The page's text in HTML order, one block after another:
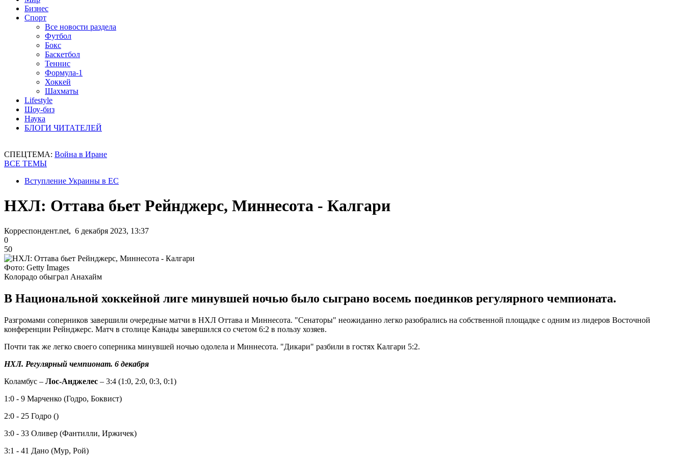
Бизнес
Спорт
Все новости раздела
Футбол
Бокс
Баскетбол
Теннис
Формула-1
Хоккей
Шахматы
Lifestyle
Шоу-биз
Наука
БЛОГИ ЧИТАТЕЛЕЙ
СПЕЦТЕМА: Война в Иране
ВСЕ ТЕМЫ
Вступление Украины в ЕС
НХЛ: Оттава бьет Рейнджерс, Миннесота - Калгари
Корреспондент.net, 6 декабря 2023, 13:37
0
50
Фото: Getty Images
Колорадо обыграл Анахайм
В Национальной хоккейной лиге минувшей ночью было сыграно восемь поединков регулярного чемпионата.
Разгромами соперников завершили очередные матчи в НХЛ Оттава и Миннесота. "Сенаторы" неожиданно легко разобрались на собственной площадке с одним из лидеров Восточной
конференции Рейнджерс. Матч в столице Канады завершился со счетом 6:2 в пользу хозяев.
Почти так же легко своего соперника минувшей ночью одолела и Миннесота. "Дикари" разбили в гостях Калгари 5:2.
НХЛ. Регулярный чемпионат. 6 декабря
Коламбус – Лос-Анджелес – 3:4 (1:0, 2:0, 0:3, 0:1)
1:0 - 9 Марченко (Годро, Боквист)
2:0 - 25 Годро ()
3:0 - 33 Оливер (Фантилли, Иржичек)
3:1 - 41 Дано (Мур, Рой)